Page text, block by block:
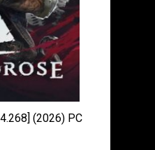
(2026) PC